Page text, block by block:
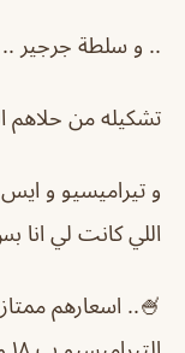
.. و سلطة جرجير
تشكيله من حلاهم
و تيراميسيو و
اللي كانت لي انا